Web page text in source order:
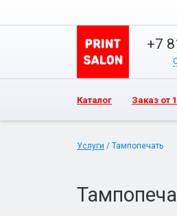
+7
Каталог Заказ от
Услуги / Тампопечать